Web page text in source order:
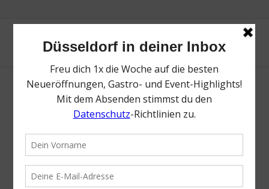
Dinner mit Live-Piano-Musik | Mr.